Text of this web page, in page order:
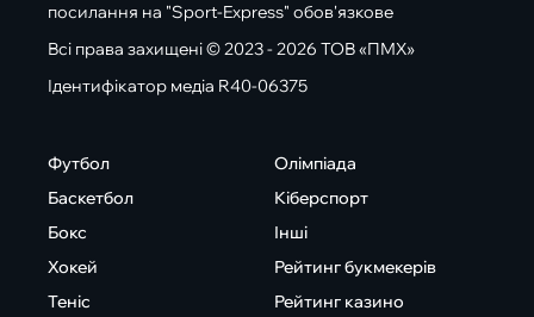
посилання на "Sport-Express" обов'язкове
Всі права захищені © 2023 - 2026 ТОВ «ПМХ»
Ідентифікатор медіа R40-06375
Футбол
Баскетбол
Бокс
Хокей
Теніс
Олімпіада
Кіберспорт
Інші
Рейтинг букмекерів
Рейтинг казино